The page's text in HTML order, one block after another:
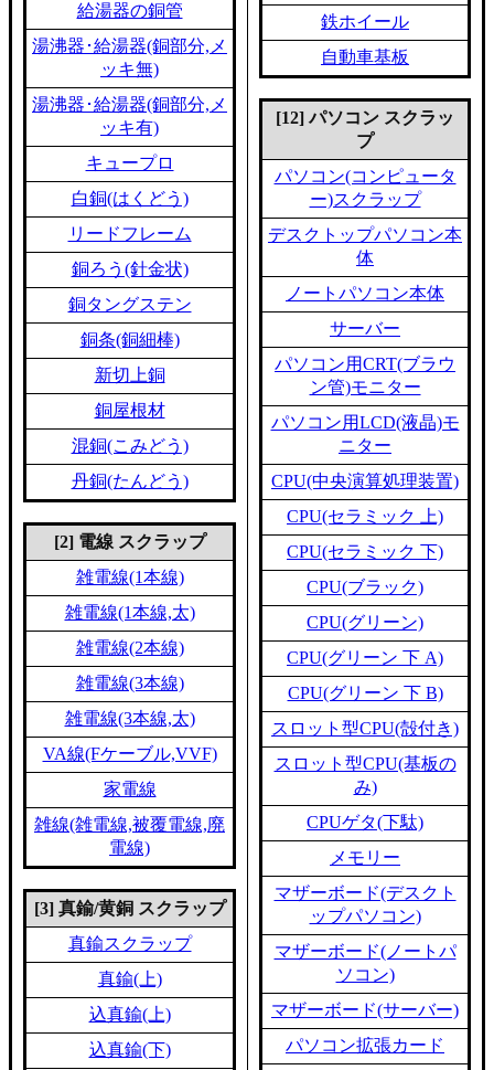
給湯器の銅管
湯沸器･給湯器(銅部分,メ
ッキ無)
湯沸器･給湯器(銅部分,メ
ッキ有)
キュープロ
白銅(はくどう)
リードフレーム
銅ろう(針金状)
銅タングステン
銅条(銅細棒)
新切上銅
銅屋根材
混銅(こみどう)
丹銅(たんどう)
[2] 電線 スクラップ
雑電線(1本線)
雑電線(1本線,太)
雑電線(2本線)
雑電線(3本線)
雑電線(3本線,太)
VA線(Fケーブル,VVF)
家電線
雑線(雑電線,被覆電線,廃
電線)
[3] 真鍮/黄銅 スクラップ
真鍮スクラップ
真鍮(上)
込真鍮(上)
込真鍮(下)
鉄ホイール
自動車基板
[12] パソコン スクラッ
プ
パソコン(コンピュータ
ー)スクラップ
デスクトップパソコン本
体
ノートパソコン本体
サーバー
パソコン用CRT(ブラウ
ン管)モニター
パソコン用LCD(液晶)モ
ニター
CPU(中央演算処理装置)
CPU(セラミック 上)
CPU(セラミック 下)
CPU(ブラック)
CPU(グリーン)
CPU(グリーン 下 A)
CPU(グリーン 下 B)
スロット型CPU(殻付き)
スロット型CPU(基板の
み)
CPUゲタ(下駄)
メモリー
マザーボード(デスクト
ップパソコン)
マザーボード(ノートパ
ソコン)
マザーボード(サーバー)
パソコン拡張カード